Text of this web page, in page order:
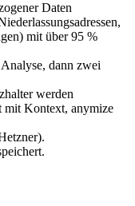
Daten
mit über 95 %
dann zwei
werden
mit Kontext, anymize